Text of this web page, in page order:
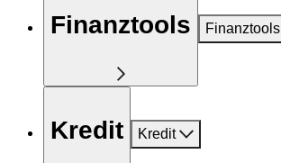
Finanztools Finanztools
Kredit Kredit